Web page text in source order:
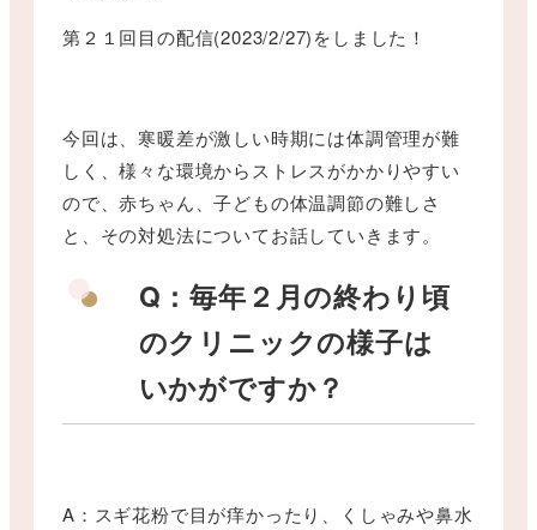
第２１回目の配信(2023/2/27)をしました！
今回は、寒暖差が激しい時期には体調管理が難
しく、様々な環境からストレスがかかりやすい
ので、赤ちゃん、子どもの体温調節の難しさ
と、その対処法についてお話していきます。
Q：毎年２月の終わり頃
のクリニックの様子は
いかがですか？
A：スギ花粉で目が痒かったり、くしゃみや鼻水